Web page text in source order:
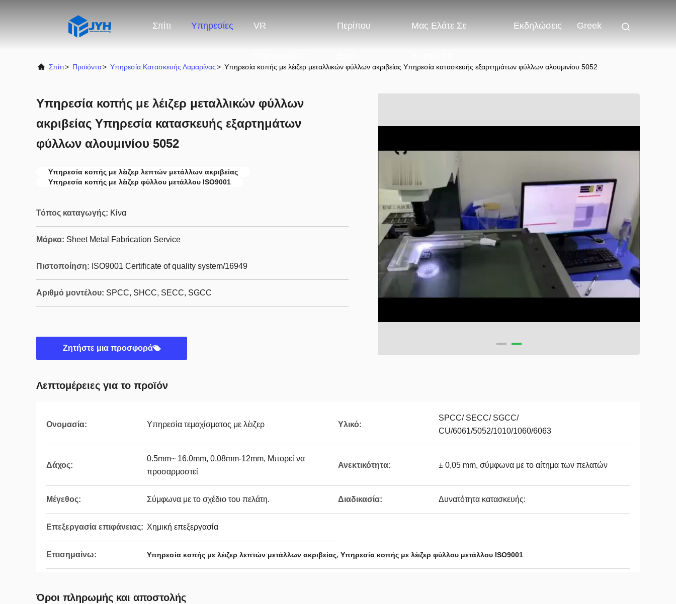
Σπίτι Υπηρεσίες VR Περίπου Μας Ελάτε Σε Εκδηλώσεις Greek
Σπίτι> Προϊόντα> Υπηρεσία Κατασκευής Λαμαρίνας> Υπηρεσία κοπής με λέιζερ μεταλλικών φύλλων ακριβείας Υπηρεσία κατασκευής εξαρτημάτων φύλλων αλουμινίου 5052
Υπηρεσία κοπής με λέιζερ μεταλλικών φύλλων
ακριβείας Υπηρεσία κατασκευής εξαρτημάτων
φύλλων αλουμινίου 5052
Υπηρεσία κοπής με λέιζερ λεπτών μετάλλων ακριβείας
Υπηρεσία κοπής με λέιζερ φύλλου μετάλλου ISO9001
Τόπος καταγωγής: Κίνα
Μάρκα: Sheet Metal Fabrication Service
Πιστοποίηση: ISO9001 Certificate of quality system/16949
Αριθμό μοντέλου: SPCC, SHCC, SECC, SGCC
Ζητήστε μια προσφορά
Λεπτομέρειες για το προϊόν
Ονομασία: Υπηρεσία τεμαχίσματος με λέιζερ Υλικό:
SPCC/ SECC/ SGCC/
CU/6061/5052/1010/1060/6063
Δάχος:
0.5mm~ 16.0mm, 0.08mm-12mm, Μπορεί να
προσαρμοστεί
Ανεκτικότητα: ± 0,05 mm, σύμφωνα με το αίτημα των πελατών
Μέγεθος: Σύμφωνα με το σχέδιο του πελάτη. Διαδικασία: Δυνατότητα κατασκευής:
Επεξεργασία επιφάνειας: Χημική επεξεργασία
Επισημαίνω: Υπηρεσία κοπής με λέιζερ λεπτών μετάλλων ακριβείας, Υπηρεσία κοπής με λέιζερ φύλλου μετάλλου ISO9001
Όροι πληρωμής και αποστολής